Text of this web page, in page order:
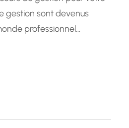
gestion sont devenus
professionnel
occuper un poste de
nous explorerons les